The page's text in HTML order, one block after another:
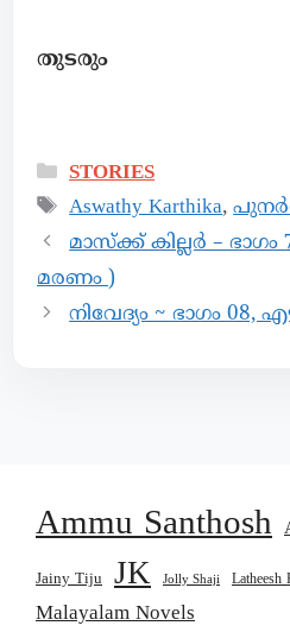
തുടരും
STORIES
Aswathy Karthika,
മാസ്ക്ക് കില്ലർ –
മരണം )
നിവേദ്യം ~ ഭാഗം 08,
Ammu Santhosh
Jainy Tiju JK Jolly Shaji Latheesh
Malayalam Novels